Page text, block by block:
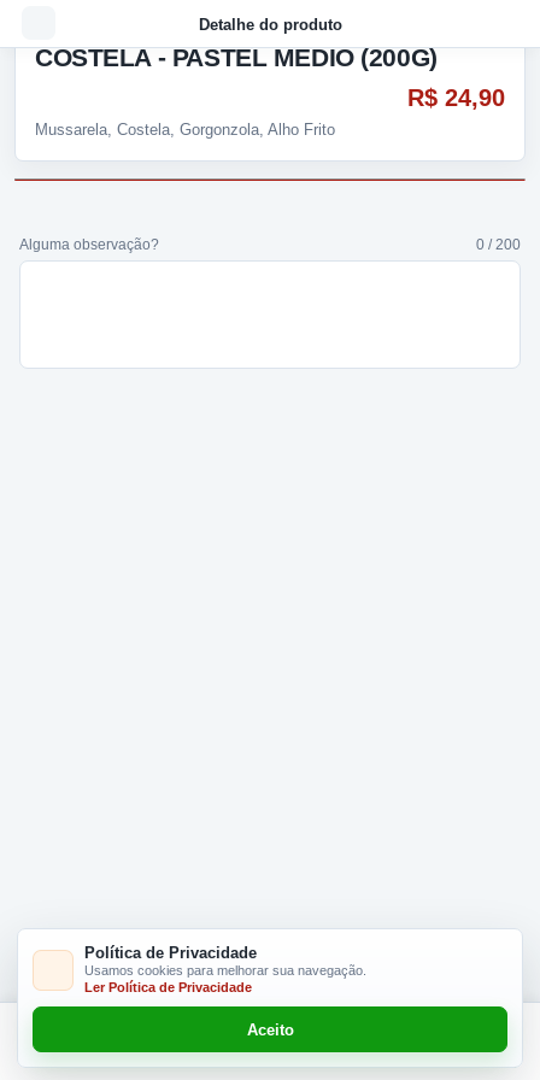
Detalhe do produto
COSTELA - PASTEL MÉDIO (200G)
Mussarela, Costela, Gorgonzola, Alho Frito
R$ 24,90
Adicionar R$ 24.90
Alguma observação? 0 / 200
Política de Privacidade
Usamos cookies para melhorar sua navegação.
Ler Política de Privacidade
Aceito